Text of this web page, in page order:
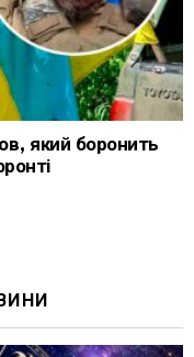
який боронить